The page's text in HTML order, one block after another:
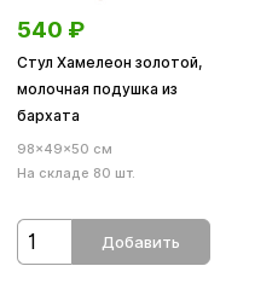
540 ₽
Стул Хамелеон золотой,
молочная подушка из
бархата
98×49×50 см
На складе 80 шт.
Добавить